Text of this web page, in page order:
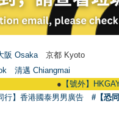
阪 Osaka 京都 Kyoto
清邁 Chiangmai
【號外】
行】香港國泰男男廣告 #【恐